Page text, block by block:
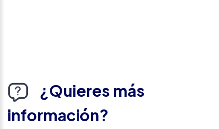
¿Quieres más
información?